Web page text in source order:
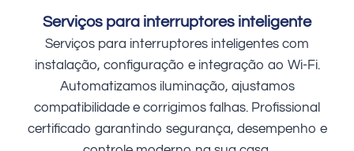
Serviços para interruptores inteligente
Serviços para interruptores inteligentes com
instalação, configuração e integração ao Wi-Fi.
Automatizamos iluminação, ajustamos
compatibilidade e corrigimos falhas. Profissional
certificado garantindo segurança, desempenho e